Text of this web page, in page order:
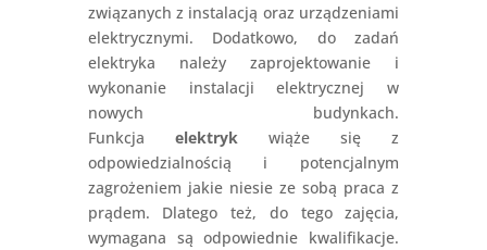
związanych z instalacją oraz urządzeniami
elektrycznymi. Dodatkowo, do zadań
elektryka należy zaprojektowanie i
wykonanie instalacji elektrycznej w
nowych budynkach.
Funkcja elektrykwiąże się z
odpowiedzialnością i potencjalnym
zagrożeniem jakie niesie ze sobą praca z
prądem. Dlatego też, do tego zajęcia,
wymagana są odpowiednie kwalifikacje.